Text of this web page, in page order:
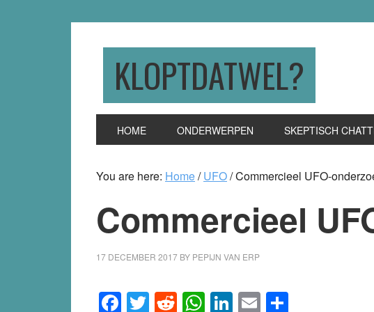
KLOPTDATWEL?
HOME ONDERWERPEN SKEPTISCH
You are here: Home/ UFO/Commercieel UFO-
Commercieel
17 DECEMBER 2017 BY PEPIJN VAN ERP
Facebook
Twitter
Reddit
WhatsApp
LinkedIn
Email